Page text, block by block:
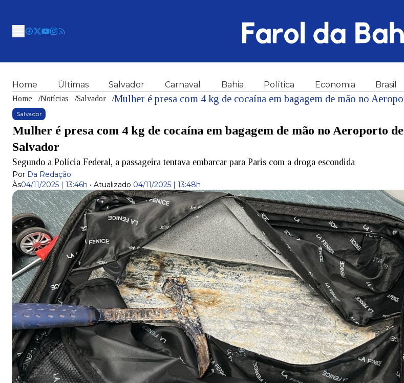
Home Últimas Salvador Carnaval Bahia Política Economia Brasil
Home /Notícias /Salvador /
Salvador
Mulher é presa com 4 kg de cocaína em bagagem de mão no Aeroporto de
Salvador
Segundo a Polícia Federal, a passageira tentava embarcar para Paris com a droga escondida
Por Da Redação
Às04/11/2025 | 13:46h • Atualizado 04/11/2025 | 13:48h